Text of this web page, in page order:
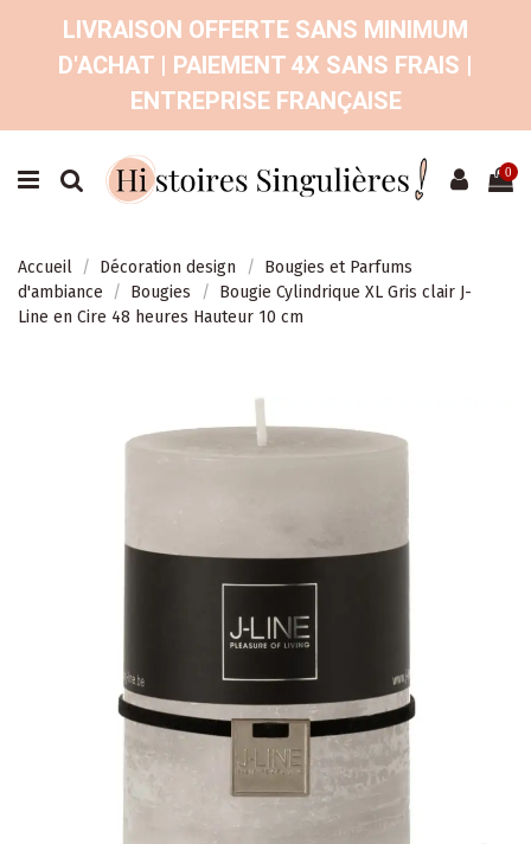
LIVRAISON OFFERTE SANS MINIMUM
D'ACHAT | PAIEMENT 4X SANS FRAIS |
ENTREPRISE FRANÇAISE
0
Accueil Décoration design
Bougies et Parfums
d'ambiance
Bougies
Bougie Cylindrique XL Gris clair J-
Line en Cire 48 heures Hauteur 10 cm